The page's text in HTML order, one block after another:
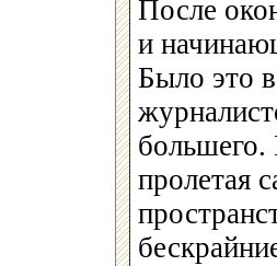
После
и
Было это
пролетая